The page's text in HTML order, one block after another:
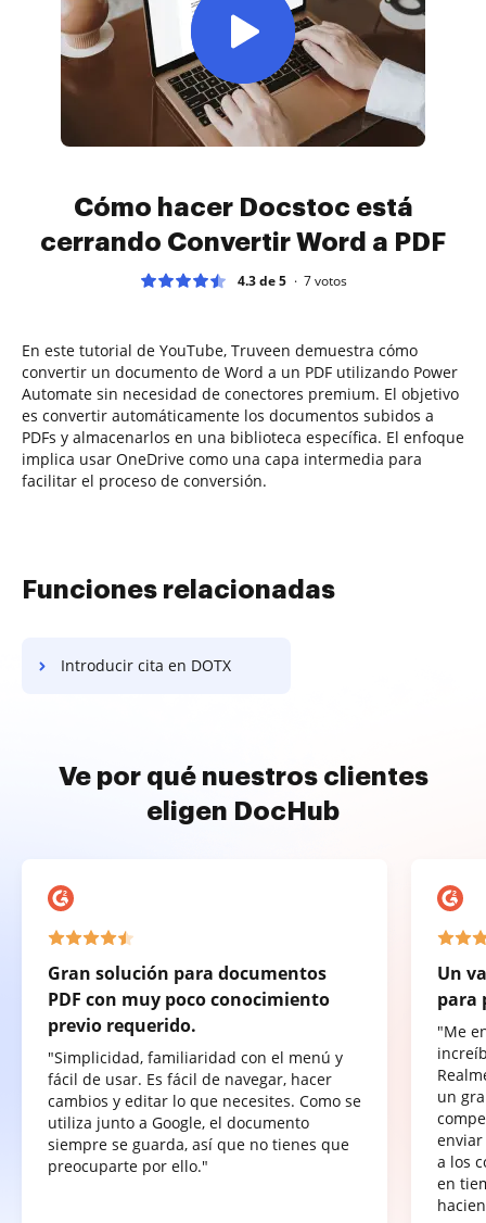
Cómo hacer Docstoc está
cerrando Convertir Word a PDF
4.3 de 5 7votos
En este tutorial de YouTube, Truveen demuestra cómo
convertir un documento de Word a un PDF utilizando Power
Automate sin necesidad de conectores premium. El objetivo
es convertir automáticamente los documentos subidos a
PDFs y almacenarlos en una biblioteca específica. El enfoque
implica usar OneDrive como una capa intermedia para
facilitar el proceso de conversión.
Funciones relacionadas
Introducir cita en DOTX
Ve por qué nuestros clientes
eligen DocHub
Gran solución para documentos
PDF con muy poco conocimiento
previo requerido.
"Simplicidad, familiaridad con el menú y
fácil de usar. Es fácil de navegar, hacer
cambios y editar lo que necesites. Como se
utiliza junto a Google, el documento
siempre se guarda, así que no tienes que
preocuparte por ello."
Un
para
"Me
un
a los
en